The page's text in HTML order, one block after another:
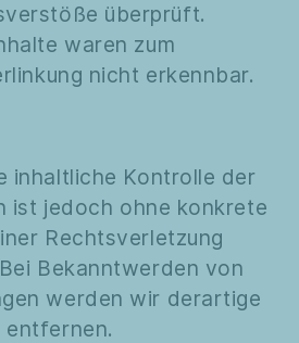
überprüft.
waren zum
nicht erkennbar.
inhaltliche Kontrolle der
ist jedoch ohne konkrete
Rechtsverletzung
Bekanntwerden von
werden wir derartige
entfernen.